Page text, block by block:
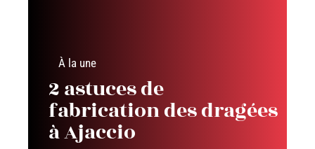
À la une
2 astuces de
fabrication des dragées
à Ajaccio